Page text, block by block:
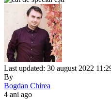
Last updated: 30 august 2022
By
Bogdan Chirea
4 ani ago